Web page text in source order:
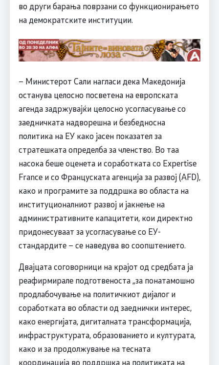
во други барања поврзани со функционирањето
на демократските институции.
– Министерот Сали нагласи дека Македонија
останува целосно посветена на европската
агенда задржувајќи целосно усогласување со
заедничката надворешна и безбедносна
политика на ЕУ како јасен показател за
стратешката определба за членство. Во таа
насока беше оценета и соработката со Expertise
France и со Француската агенција за развој (AFD),
како и програмите за поддршка во областа на
институционалниот развој и јакнење на
административните капацитети, кои директно
придонесуваат за усогласување со ЕУ-
стандардите – се наведува во соопштението.
Двајцата соговорници на крајот од средбата ја
реафирмирале подготвеноста „за понатамошно
продлабочување на политичкиот дијалог и
соработката во области од заеднички интерес,
како енергијата, дигиталната трансформација,
инфраструктурата, образованието и културата,
како и за продолжување на тесната
координација во поддршка на политиката на